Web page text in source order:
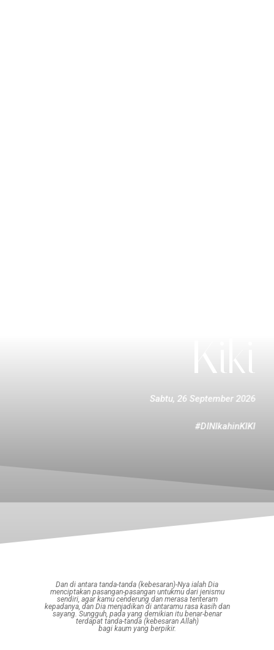
Kiki
Sabtu, 26 September 2026
#DINIkahinKIKI
Dan di antara tanda-tanda (kebesaran)-Nya ialah Dia
menciptakan pasangan-pasangan untukmu dari jenismu
sendiri, agar kamu cenderung dan merasa tenteram
kepadanya, dan Dia menjadikan di antaramu rasa kasih dan
sayang. Sungguh, pada yang demikian itu benar-benar
terdapat tanda-tanda (kebesaran Allah)
bagi kaum yang berpikir.